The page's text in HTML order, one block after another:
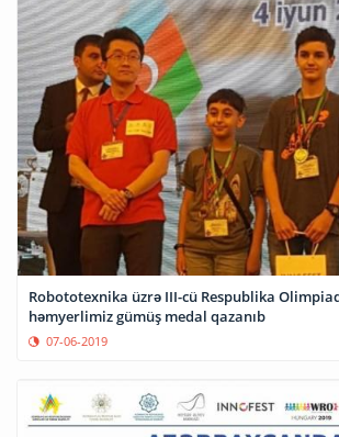
Robototexnika üzrə III-cü Respublika
həmyerlimiz gümüş medal qazanıb
07-06-2019